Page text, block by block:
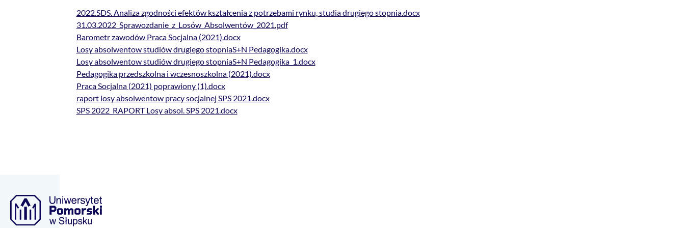
2022.SDS. Analiza zgodności efektów kształcenia z potrzebami rynku, studia drugiego stopnia.docx
31.03.2022_Sprawozdanie_z_Losów_Absolwentów_2021.pdf
Barometr zawodów Praca Socjalna (2021).docx
Losy absolwentow studiów drugiego stopniaS+N Pedagogika.docx
Losy absolwentow studiów drugiego stopniaS+N Pedagogika_1.docx
Pedagogika przedszkolna i wczesnoszkolna (2021).docx
Praca Socjalna (2021) poprawiony (1).docx
raport losy absolwentow pracy socjalnej SPS 2021.docx
SPS 2022_RAPORT Losy absol. SPS 2021.docx